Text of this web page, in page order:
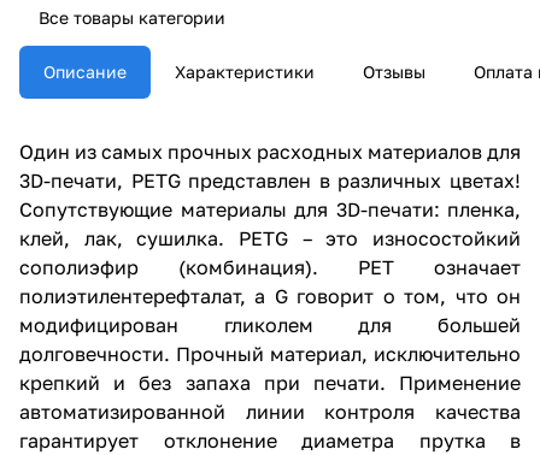
Все товары категории
Описание Характеристики Отзывы Оплата
Один из самых прочных расходных материалов для
3D-печати, PETG представлен в различных цветах!
Сопутствующие материалы для 3D-печати: пленка,
клей, лак, сушилка. PETG – это износостойкий
сополиэфир (комбинация). PET означает
полиэтилентерефталат, а G говорит о том, что он
модифицирован гликолем для большей
долговечности. Прочный материал, исключительно
крепкий и без запаха при печати. Применение
автоматизированной линии контроля качества
гарантирует отклонение диаметра прутка в